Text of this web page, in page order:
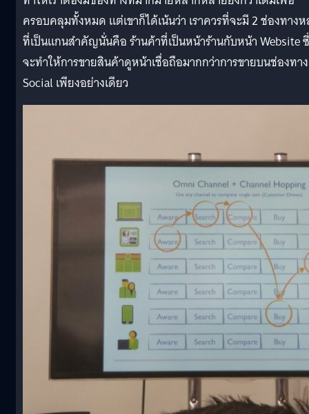
ครอบคลุมทั้งหมด แต่เขาก็ได้เน้นว่า เราควรที่จะมี 2 ช่องทาง
ที่เป็นแกนสำคัญนั่นคือ ร้านค้าที่เป็นหน้าร้านกับหน้า Website
จะทำให้การขายสินค้าดูหน้าเชื่อถือมากกว่าการขายบนช่องทาง
Social เพียงอย่างเดียว